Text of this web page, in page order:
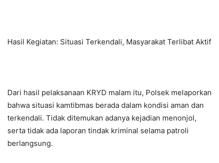
Hasil Kegiatan: Situasi Terkendali, Masyarakat Terlibat Aktif
Dari hasil pelaksanaan KRYD malam itu, Polsek melaporkan
bahwa situasi kamtibmas berada dalam kondisi aman dan
terkendali. Tidak ditemukan adanya kejadian menonjol,
serta tidak ada laporan tindak kriminal selama patroli
berlangsung.